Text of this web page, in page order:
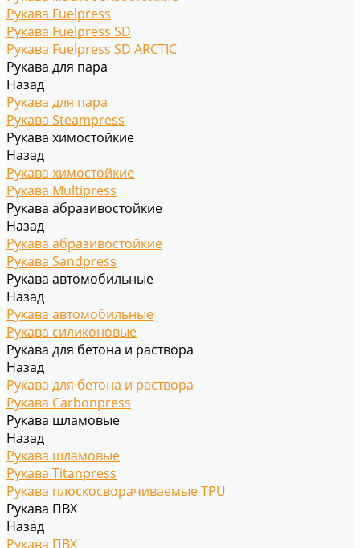
Рукава Fuelpress
Рукава Fuelpress SD
Рукава Fuelpress SD ARCTIC
Рукава для пара
Назад
Рукава для пара
Рукава Steampress
Рукава химостойкие
Назад
Рукава химостойкие
Рукава Multipress
Рукава абразивостойкие
Назад
Рукава абразивостойкие
Рукава Sandpress
Рукава автомобильные
Назад
Рукава автомобильные
Рукава силиконовые
Рукава для бетона и раствора
Назад
Рукава для бетона и раствора
Рукава Carbonpress
Рукава шламовые
Назад
Рукава шламовые
Рукава Titanpress
Рукава плоскосворачиваемые TPU
Рукава ПВХ
Назад
Рукава ПВХ